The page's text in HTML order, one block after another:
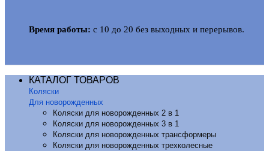
Время работы: с 10 до 20 без выходных и перерывов.
КАТАЛОГ ТОВАРОВ
Коляски
Для новорожденных
Коляски для новорожденных 2 в 1
Коляски для новорожденных 3 в 1
Коляски для новорожденных трансформеры
Коляски для новорожденных трехколесные